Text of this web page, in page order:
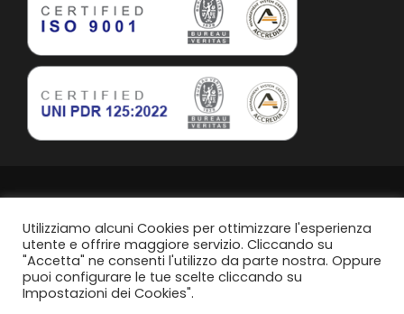
Privacy Policy
Politica di parità di genere
Content Design by
Utilizziamo alcuni Cookies per ottimizzare l'esperienza
utente e offrire maggiore servizio. Cliccando su
"Accetta" ne consenti l'utilizzo da parte nostra. Oppure
puoi configurare le tue scelte cliccando su
Impostazioni dei Cookies".